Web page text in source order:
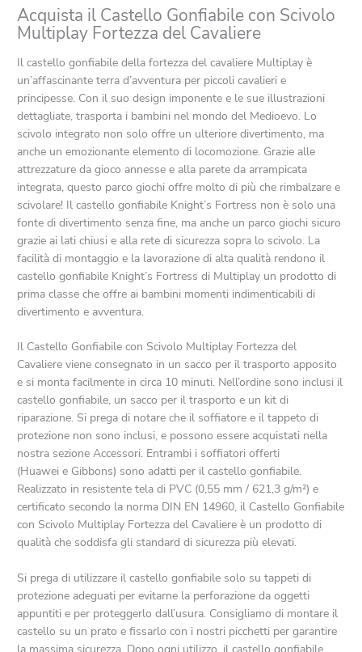
Acquista il Castello Gonfiabile con Scivolo
Multiplay Fortezza del Cavaliere
Il castello gonfiabile della fortezza del cavaliere Multiplay è
un’affascinante terra d’avventura per piccoli cavalieri e
principesse. Con il suo design imponente e le sue illustrazioni
dettagliate, trasporta i bambini nel mondo del Medioevo. Lo
scivolo integrato non solo offre un ulteriore divertimento, ma
anche un emozionante elemento di locomozione. Grazie alle
attrezzature da gioco annesse e alla parete da arrampicata
integrata, questo parco giochi offre molto di più che rimbalzare e
scivolare! Il castello gonfiabile Knight’s Fortress non è solo una
fonte di divertimento senza fine, ma anche un parco giochi sicuro
grazie ai lati chiusi e alla rete di sicurezza sopra lo scivolo. La
facilità di montaggio e la lavorazione di alta qualità rendono il
castello gonfiabile Knight’s Fortress di Multiplay un prodotto di
prima classe che offre ai bambini momenti indimenticabili di
divertimento e avventura.
Il Castello Gonfiabile con Scivolo Multiplay Fortezza del
Cavaliere viene consegnato in un sacco per il trasporto apposito
e si monta facilmente in circa 10 minuti. Nell’ordine sono inclusi il
castello gonfiabile, un sacco per il trasporto e un kit di
riparazione. Si prega di notare che il soffiatore e il tappeto di
protezione non sono inclusi, e possono essere acquistati nella
nostra sezione Accessori. Entrambi i soffiatori offerti
(Huawei e Gibbons) sono adatti per il castello gonfiabile.
Realizzato in resistente tela di PVC (0,55 mm / 621,3 g/m²) e
certificato secondo la norma DIN EN 14960, il Castello Gonfiabile
con Scivolo Multiplay Fortezza del Cavaliere è un prodotto di
qualità che soddisfa gli standard di sicurezza più elevati.
Si prega di utilizzare il castello gonfiabile solo su tappeti di
protezione adeguati per evitarne la perforazione da oggetti
appuntiti e per proteggerlo dall’usura. Consigliamo di montare il
castello su un prato e fissarlo con i nostri picchetti per garantire